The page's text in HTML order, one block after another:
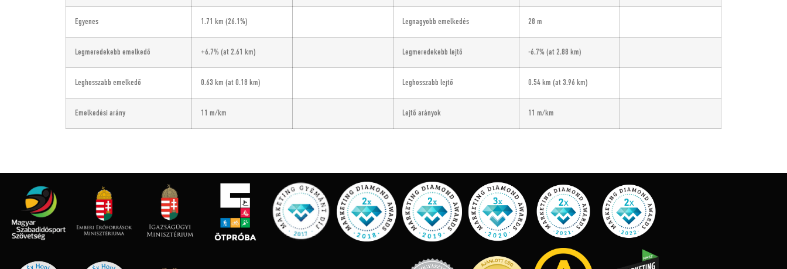
Egyenes 1.71 km (26.1%) Legnagyobb emelkedés 28 m
Legmeredekebb emelkedő +6.7% (at 2.61 km) Legmeredekebb lejtő -6.7% (at 2.88 km)
Leghosszabb emelkedő 0.63 km (at 0.18 km) Leghosszabb lejtő 0.54 km (at 3.96 km)
Emelkedési arány 11 m/km Lejtő arányok 11 m/km